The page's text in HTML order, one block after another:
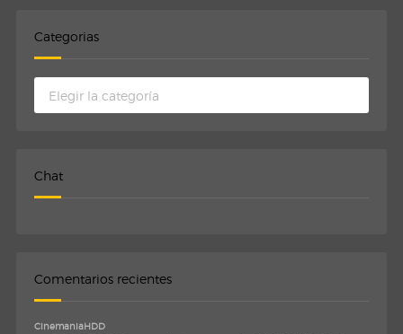
Categorias
Chat
Comentarios recientes
CinemaniaHDD